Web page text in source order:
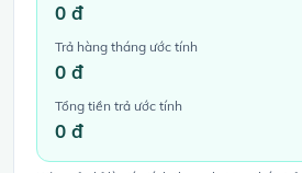
0 đ
Trả hàng tháng ước tính
0 đ
Tổng tiền trả ước tính
0 đ